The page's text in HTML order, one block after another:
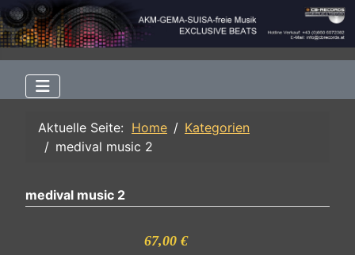
Aktuelle Seite: Home
Kategorien
medival music 2
medival music 2
67,00 €